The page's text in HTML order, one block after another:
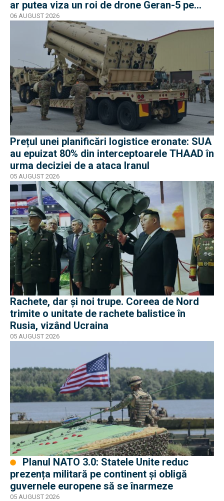
ar putea viza un roi de drone Geran-5 pe
direcția Galați-Reni
06 AUGUST 2026
Prețul unei planificări logistice eronate: SUA
au epuizat 80% din interceptoarele THAAD în
urma deciziei de a ataca Iranul
05 AUGUST 2026
Rachete, dar și noi trupe. Coreea de Nord
trimite o unitate de rachete balistice în
Rusia, vizând Ucraina
05 AUGUST 2026
prezența militară pe continent și obligă
guvernele europene să se înarmeze
05 AUGUST 2026